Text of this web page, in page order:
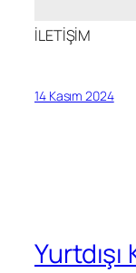
İLETİŞİM
14 Kasım 2024